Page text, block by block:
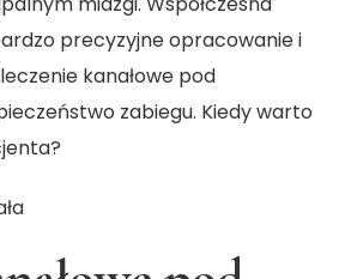
precyzyjne opracowanie i
kanałowe pod
zabiegu. Kiedy warto